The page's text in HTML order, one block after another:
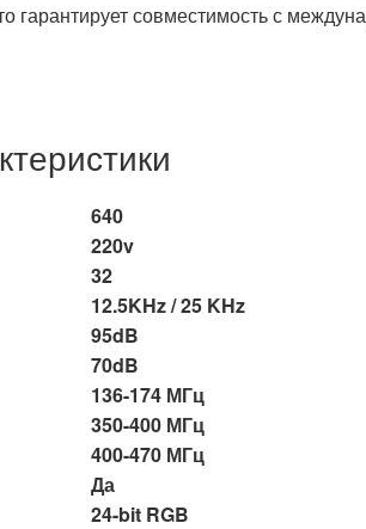
гарантирует совместимость с
640
220v
32
12.5KHz / 25 KHz
95dB
70dB
136-174 МГц
350-400 МГц
400-470 МГц
Да
24-bit RGB